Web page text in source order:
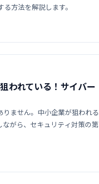
方法を解説します。
われている！サイバー
ません。中小企業が狙われる
がら、セキュリティ対策の第